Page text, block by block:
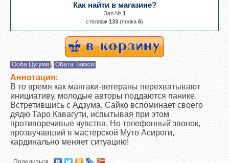
Ооба Цугуми , Обата Такэси
Аннотация:
В то время как мангаки-ветераны перехватывают
инициативу, молодые авторы поддаются панике.
Встретившись с Адзума, Сайко вспоминает своего
дядю Таро Кавагути, испытывая при этом
противоречивые чувства. Но телефонный звонок,
прозвучавший в мастерской Муто Асироги,
кардинально меняет ситуацию!
Как найти в магазине?
Зал № 1
cтеллаж 133 (полка 6)